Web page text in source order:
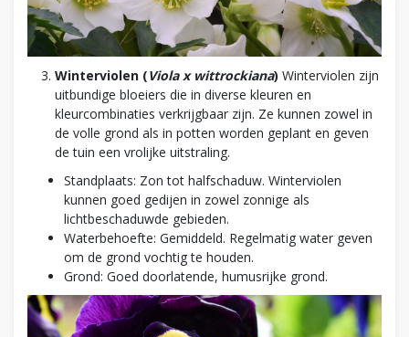
Winterviolen (Viola x wittrockiana) Winterviolen zijn
uitbundige bloeiers die in diverse kleuren en
kleurcombinaties verkrijgbaar zijn. Ze kunnen zowel in
de volle grond als in potten worden geplant en geven
de tuin een vrolijke uitstraling.
Standplaats: Zon tot halfschaduw. Winterviolen
kunnen goed gedijen in zowel zonnige als
lichtbeschaduwde gebieden.
Waterbehoefte: Gemiddeld. Regelmatig water geven
om de grond vochtig te houden.
Grond: Goed doorlatende, humusrijke grond.